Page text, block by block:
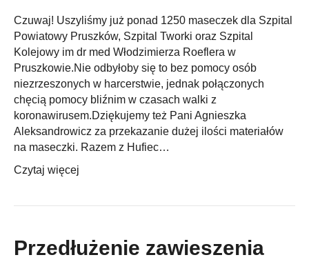
Czuwaj! Uszyliśmy już ponad 1250 maseczek dla Szpital
Powiatowy Pruszków, Szpital Tworki oraz Szpital
Kolejowy im dr med Włodzimierza Roeflera w
Pruszkowie.Nie odbyłoby się to bez pomocy osób
niezrzeszonych w harcerstwie, jednak połączonych
chęcią pomocy bliźnim w czasach walki z
koronawirusem.Dziękujemy też Pani Agnieszka
Aleksandrowicz za przekazanie dużej ilości materiałów
na maseczki. Razem z Hufiec…
Czytaj więcej
Przedłużenie zawieszenia